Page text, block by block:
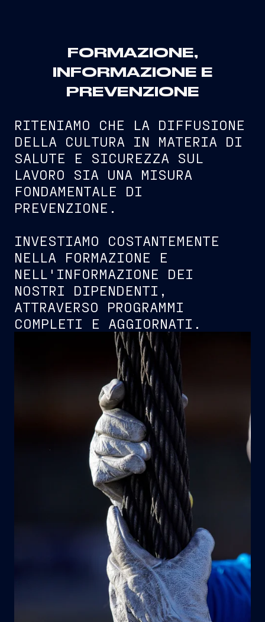
FORMAZIONE,
INFORMAZIONE E
PREVENZIONE
RITENIAMO CHE LA DIFFUSIONE
DELLA CULTURA IN MATERIA DI
SALUTE E SICUREZZA SUL
LAVORO SIA UNA MISURA
FONDAMENTALE DI
PREVENZIONE.
INVESTIAMO COSTANTEMENTE
NELLA FORMAZIONE E
NELL'INFORMAZIONE DEI
NOSTRI DIPENDENTI,
ATTRAVERSO PROGRAMMI
COMPLETI E AGGIORNATI.